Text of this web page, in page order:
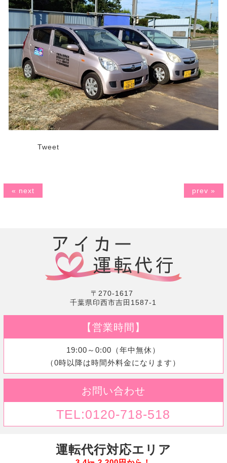
Tweet
« next prev »
〒270-1617
千葉県印西市吉田1587-1
【営業時間】
19:00～0:00（年中無休）
（0時以降は時間外料金になります）
お問い合わせ
TEL:0120-718-518
運転代行対応エリア